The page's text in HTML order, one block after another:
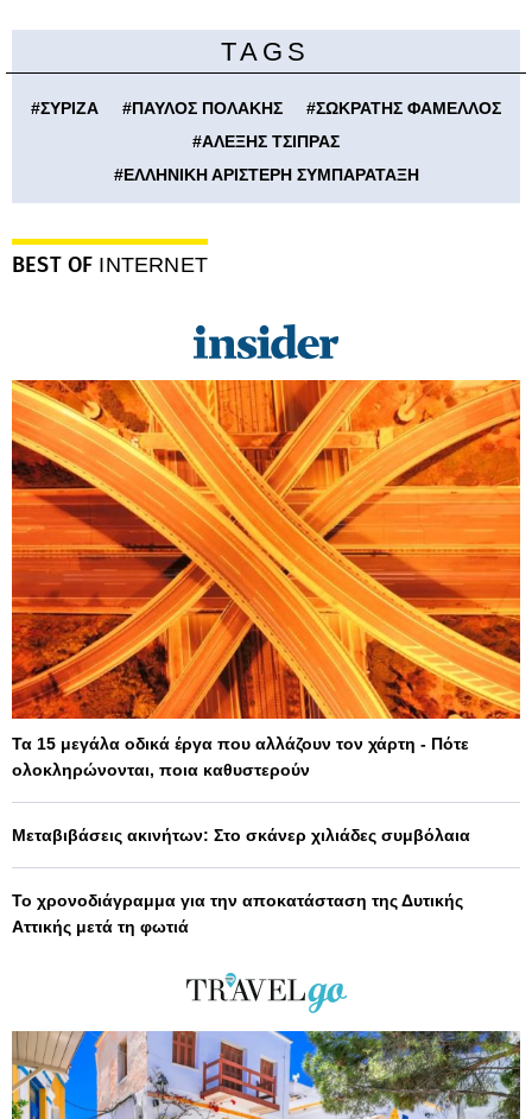
TAGS
#ΣΥΡΙΖΑ #ΠΑΥΛΟΣ ΠΟΛΑΚΗΣ #ΣΩΚΡΑΤΗΣ ΦΑΜΕΛΛΟΣ
#ΑΛΕΞΗΣ ΤΣΙΠΡΑΣ
#ΕΛΛΗΝΙΚΗ ΑΡΙΣΤΕΡΗ ΣΥΜΠΑΡΑΤΑΞΗ
BEST OF INTERNET
Τα 15 μεγάλα οδικά έργα που αλλάζουν τον χάρτη - Πότε
ολοκληρώνονται, ποια καθυστερούν
Μεταβιβάσεις ακινήτων: Στο σκάνερ χιλιάδες συμβόλαια
Το χρονοδιάγραμμα για την αποκατάσταση της Δυτικής
Αττικής μετά τη φωτιά